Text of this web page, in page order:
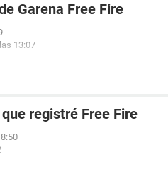
Garena Free Fire
13:07
registré Free Fire